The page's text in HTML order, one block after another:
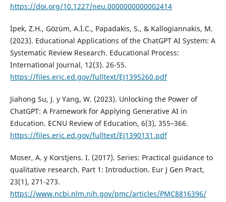
https://doi.org/10.1227/neu.0000000000002414
İpek, Z.H., Gözüm, A.İ.C., Papadakis, S., & Kallogiannakis, M.
(2023). Educational Applications of the ChatGPT AI System: A
Systematic Review Research. Educational Process:
International Journal, 12(3). 26-55.
https://files.eric.ed.gov/fulltext/EJ1395260.pdf
Jiahong Su, J. y Yang, W. (2023). Unlocking the Power of
ChatGPT: A Framework for Applying Generative AI in
Education. ECNU Review of Education, 6(3), 355–366.
https://files.eric.ed.gov/fulltext/EJ1390131.pdf
Moser, A. y Korstjens. I. (2017). Series: Practical guidance to
qualitative research. Part 1: Introduction. Eur J Gen Pract,
23(1), 271-273.
https://www.ncbi.nlm.nih.gov/pmc/articles/PMC8816396/